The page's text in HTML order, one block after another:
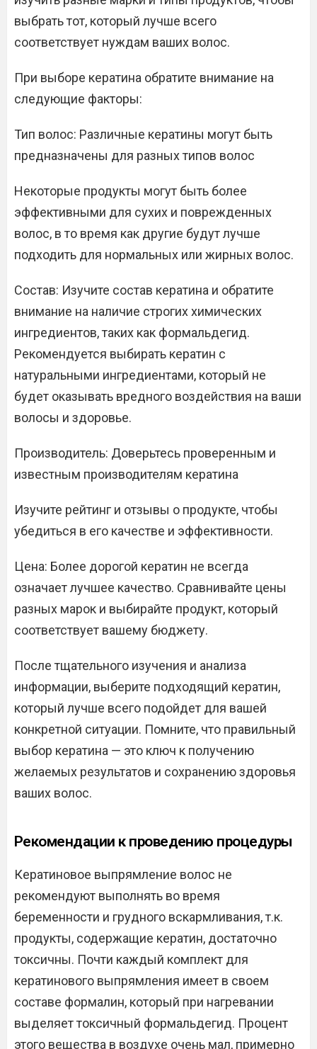
выбрать тот, который лучше всего
соответствует нуждам ваших волос.
При выборе кератина обратите внимание на
следующие факторы:
Тип волос: Различные кератины могут быть
предназначены для разных типов волос
Некоторые продукты могут быть более
эффективными для сухих и поврежденных
волос, в то время как другие будут лучше
подходить для нормальных или жирных волос.
Состав: Изучите состав кератина и обратите
внимание на наличие строгих химических
ингредиентов, таких как формальдегид.
Рекомендуется выбирать кератин с
натуральными ингредиентами, который не
будет оказывать вредного воздействия на ваши
волосы и здоровье.
Производитель: Доверьтесь проверенным и
известным производителям кератина
Изучите рейтинг и отзывы о продукте, чтобы
убедиться в его качестве и эффективности.
Цена: Более дорогой кератин не всегда
означает лучшее качество. Сравнивайте цены
разных марок и выбирайте продукт, который
соответствует вашему бюджету.
После тщательного изучения и анализа
информации, выберите подходящий кератин,
который лучше всего подойдет для вашей
конкретной ситуации. Помните, что правильный
выбор кератина — это ключ к получению
желаемых результатов и сохранению здоровья
ваших волос.
Рекомендации к проведению процедуры
Кератиновое выпрямление волос не
рекомендуют выполнять во время
беременности и грудного вскармливания, т.к.
продукты, содержащие кератин, достаточно
токсичны. Почти каждый комплект для
кератинового выпрямления имеет в своем
составе формалин, который при нагревании
выделяет токсичный формальдегид. Процент
этого вещества в воздухе очень мал, примерно